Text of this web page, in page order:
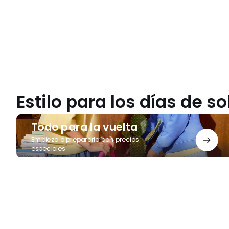
detiene
Estilo para los días de
Todo para la vuelta
Empieza a prepararla con precios
especiales
Todo
para
la
vuelta